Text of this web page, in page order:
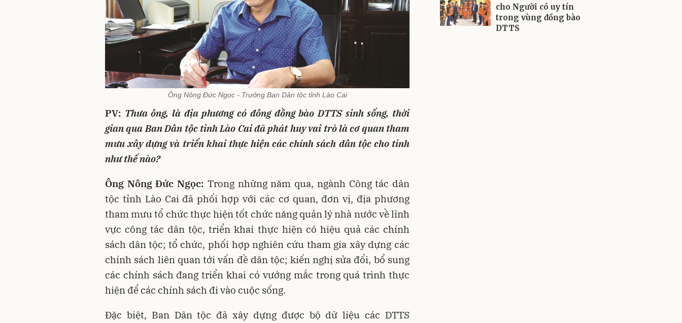
Ông Nông Đức Ngọc - Trưởng Ban Dân tộc tỉnh Lào Cai
PV: Thưa ông, là địa phương có đông đồng bào DTTS sinh sống, thời
gian qua Ban Dân tộc tỉnh Lào Cai đã phát huy vai trò là cơ quan tham
mưu xây dựng và triển khai thực hiện các chính sách dân tộc cho tỉnh
như thế nào?
Ông Nông Đức Ngọc: Trong những năm qua, ngành Công tác dân
tộc tỉnh Lào Cai đã phối hợp với các cơ quan, đơn vị, địa phương
tham mưu tổ chức thực hiện tốt chức năng quản lý nhà nước về lĩnh
vực công tác dân tộc, triển khai thực hiện có hiệu quả các chính
sách dân tộc; tổ chức, phối hợp nghiên cứu tham gia xây dựng các
chính sách liên quan tới vấn đề dân tộc; kiến nghị sửa đổi, bổ sung
các chính sách đang triển khai có vướng mắc trong quá trình thực
hiện để các chính sách đi vào cuộc sống.
Đặc biệt, Ban Dân tộc đã xây dựng được bộ dữ liệu các DTTS
cho Người có uy tín
trong vùng đồng bào
DTTS